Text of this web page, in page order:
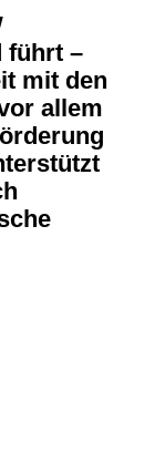
führt –
mit den
allem